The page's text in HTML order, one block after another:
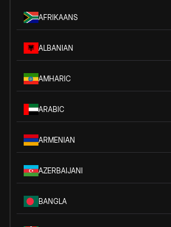
AFRIKAANS
ALBANIAN
AMHARIC
ARABIC
ARMENIAN
AZERBAIJANI
BANGLA